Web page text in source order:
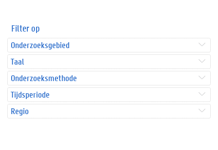
Filter op
Onderzoeksgebied
Taal
Onderzoeksmethode
Tijdsperiode
Regio